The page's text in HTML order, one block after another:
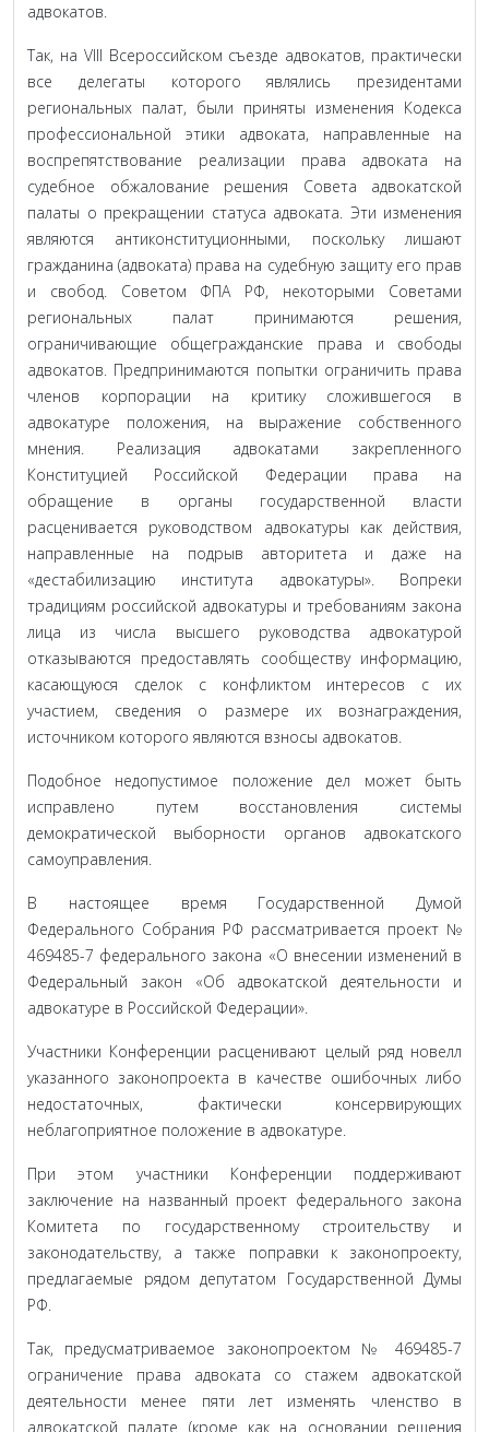
адвокатов.
Так, на VIII Всероссийском съезде адвокатов, практически
все делегаты которого являлись президентами
региональных палат, были приняты изменения Кодекса
профессиональной этики адвоката, направленные на
воспрепятствование реализации права адвоката на
судебное обжалование решения Совета адвокатской
палаты о прекращении статуса адвоката. Эти изменения
являются антиконституционными, поскольку лишают
гражданина (адвоката) права на судебную защиту его прав
и свобод. Советом ФПА РФ, некоторыми Советами
региональных палат принимаются решения,
ограничивающие общегражданские права и свободы
адвокатов. Предпринимаются попытки ограничить права
членов корпорации на критику сложившегося в
адвокатуре положения, на выражение собственного
мнения. Реализация адвокатами закрепленного
Конституцией Российской Федерации права на
обращение в органы государственной власти
расценивается руководством адвокатуры как действия,
направленные на подрыв авторитета и даже на
«дестабилизацию института адвокатуры». Вопреки
традициям российской адвокатуры и требованиям закона
лица из числа высшего руководства адвокатурой
отказываются предоставлять сообществу информацию,
касающуюся сделок с конфликтом интересов с их
участием, сведения о размере их вознаграждения,
источником которого являются взносы адвокатов.
Подобное недопустимое положение дел может быть
исправлено путем восстановления системы
демократической выборности органов адвокатского
самоуправления.
В настоящее время Государственной Думой
Федерального Собрания РФ рассматривается проект №
469485-7 федерального закона «О внесении изменений в
Федеральный закон «Об адвокатской деятельности и
адвокатуре в Российской Федерации».
Участники Конференции расценивают целый ряд новелл
указанного законопроекта в качестве ошибочных либо
недостаточных, фактически консервирующих
неблагоприятное положение в адвокатуре.
При этом участники Конференции поддерживают
заключение на названный проект федерального закона
Комитета по государственному строительству и
законодательству, а также поправки к законопроекту,
предлагаемые рядом депутатом Государственной Думы
РФ.
Так, предусматриваемое законопроектом № 469485-7
ограничение права адвоката со стажем адвокатской
деятельности менее пяти лет изменять членство в
адвокатской палате (кроме как на основании решения